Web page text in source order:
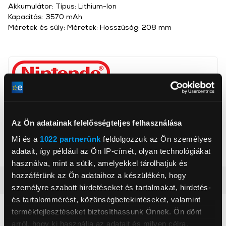
Az Ön adatainak felelősségteljes felhasználása
Mi és a 1022 partnerünk feldolgozzuk az Ön személyes
adatait, így például az Ön IP-címét, olyan technológiákat
használva, mint a sütik, amelyekkel tárolhatjuk és
hozzáférünk az Ön adataihoz a készülékén, hogy
személyre szabott hirdetéseket és tartalmakat, hirdetés-
és tartalommérést, közönségbetekintéseket, valamint
termékfejlesztéseket biztosíthassunk Önnek. Ön dönt
arról, hogy ki használja az adatait és milyen célra.
198 21, Prága, Kolbenova 961/27d
Szín Sárga
Akkumulátor: Típus: Lithium-Ion
Kapacitás: 3570 mAh
Méretek és súly: Méretek: Hosszúság: 208 mm
Részletes ismertető
Neked ajánljuk